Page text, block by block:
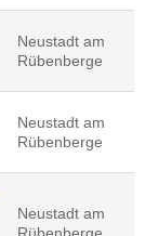
Neustadt am
Rübenberge
Neustadt am
Rübenberge
Neustadt am